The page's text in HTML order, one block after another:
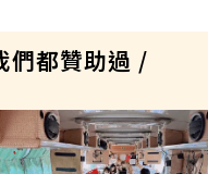
們都贊助過 /